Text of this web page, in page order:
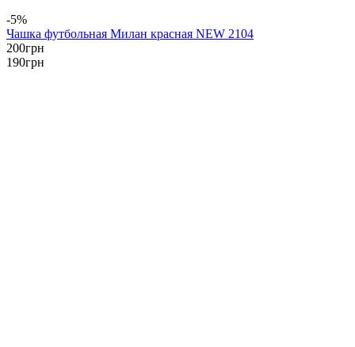
-5%
Чашка футбольная Милан красная NEW 2104
200грн
190грн